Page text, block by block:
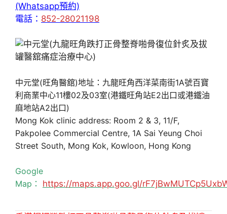
(Whatsapp預約)
電話： 852-28021198
中元堂(旺角醫舘)地址：九龍旺角西洋菜南街1A號百寶
利商業中心11樓02及03室(港鐵旺角站E2出口或港鐵油
麻地站A2出口)
Mong Kok clinic address: Room 2 & 3, 11/F,
Pakpolee Commercial Centre, 1A Sai Yeung Choi
Street South, Mong Kok, Kowloon, Hong Kong
Google
Map： https://maps.app.goo.gl/